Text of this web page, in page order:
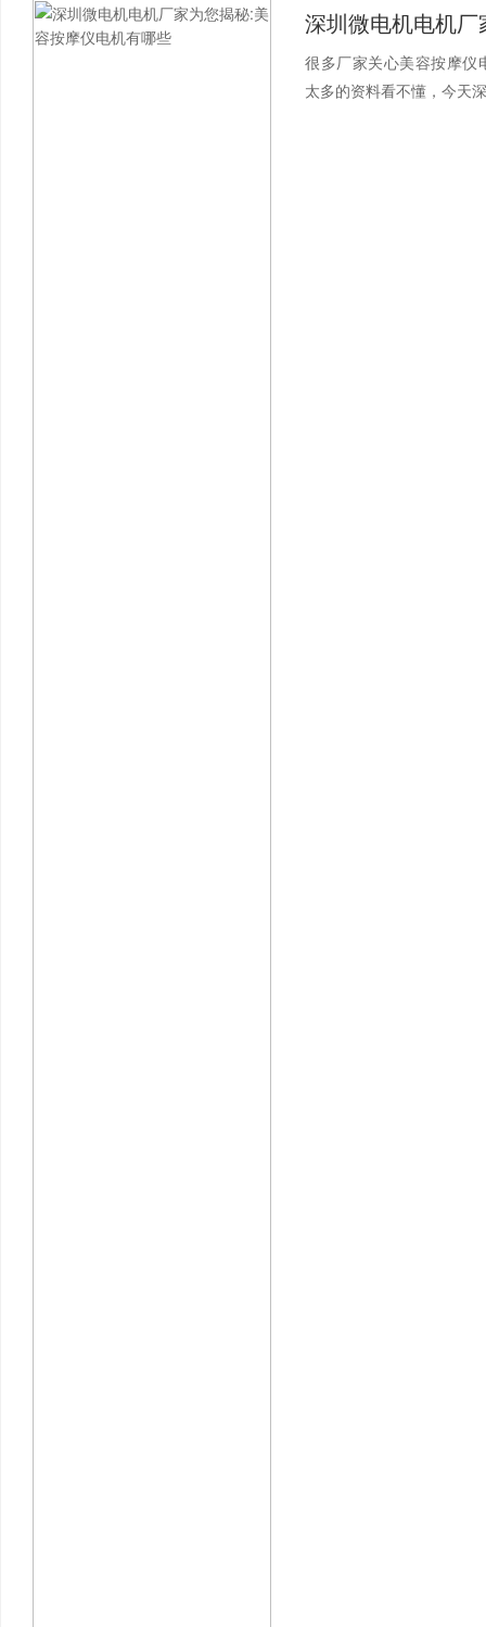
很多厂家关心美容按摩仪
太多的资料看不懂，今天